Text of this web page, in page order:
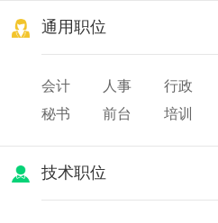
通用职位
会计 人事 行政
秘书
前台 培训
技术职位